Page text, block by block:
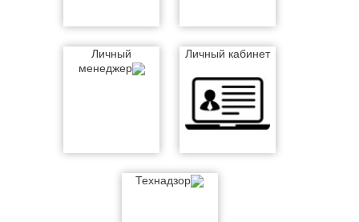
Личный
менеджер
Личный кабинет
Технадзор